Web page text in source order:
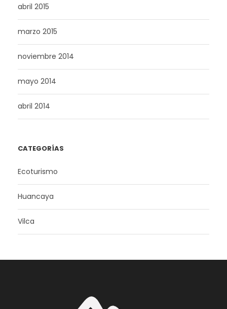
abril 2015
marzo 2015
noviembre 2014
mayo 2014
abril 2014
CATEGORÍAS
Ecoturismo
Huancaya
Vilca